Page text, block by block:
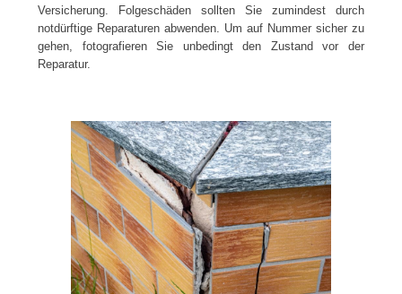
Versicherung. Folgeschäden sollten Sie zumindest durch
notdürftige Reparaturen abwenden. Um auf Nummer sicher zu
gehen, fotografieren Sie unbedingt den Zustand vor der
Reparatur.